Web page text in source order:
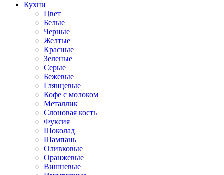
Кухни
Цвет
Белые
Черные
Желтые
Красные
Зеленые
Серые
Бежевые
Глянцевые
Кофе с молоком
Металлик
Слоновая кость
Фуксия
Шоколад
Шампань
Оливковые
Оранжевые
Вишневые